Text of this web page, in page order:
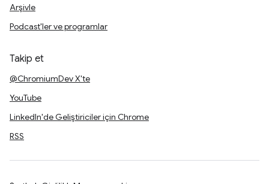
Arşivle
Podcast'ler ve programlar
Takip et
@ChromiumDev X'te
YouTube
LinkedIn'de Geliştiriciler için Chrome
RSS